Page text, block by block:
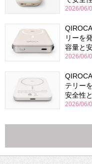
2026/06/
リーを
容量と
2026/06/
テリー
安全性
2026/06/